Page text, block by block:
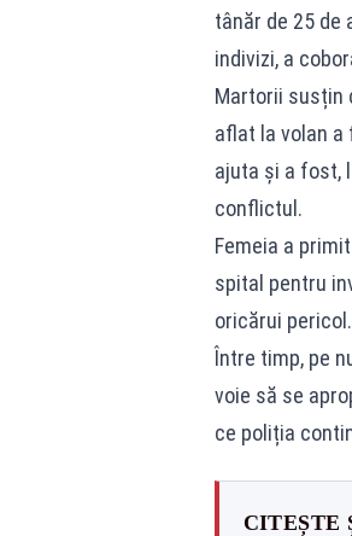
tânăr de 25 de
indivizi, a
Martorii susțin
aflat la volan
ajuta și a fost,
conflictul.
Femeia a
spital pentru
oricărui pericol.
Între timp, pe
voie să se
ce poliția
CITEȘTE